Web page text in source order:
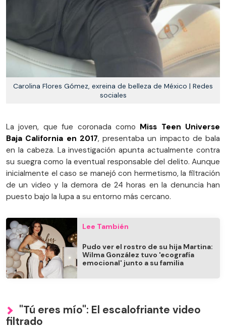
Carolina Flores Gómez, exreina de belleza de México | Redes
sociales
La joven, que fue coronada como Miss Teen Universe
Baja California en 2017, presentaba un impacto de bala
en la cabeza. La investigación apunta actualmente contra
su suegra como la eventual responsable del delito. Aunque
inicialmente el caso se manejó con hermetismo, la filtración
de un video y la demora de 24 horas en la denuncia han
puesto bajo la lupa a su entorno más cercano.
Lee También
Pudo ver el rostro de su hija Martina:
Wilma González tuvo 'ecografía
emocional' junto a su familia
"Tú eres mío": El escalofriante video
filtrado